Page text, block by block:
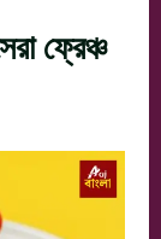
ফ্রেঞ্চ